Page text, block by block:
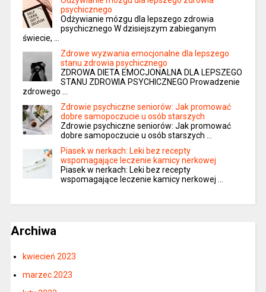
psychicznego
Odżywianie mózgu dla lepszego zdrowia
psychicznego W dzisiejszym zabieganym
świecie, …
Zdrowe wyzwania emocjonalne dla lepszego
stanu zdrowia psychicznego
ZDROWA DIETA EMOCJONALNA DLA LEPSZEGO
STANU ZDROWIA PSYCHICZNEGO Prowadzenie
zdrowego …
Zdrowie psychiczne seniorów: Jak promować
dobre samopoczucie u osób starszych
Zdrowie psychiczne seniorów: Jak promować
dobre samopoczucie u osób starszych …
Piasek w nerkach: Leki bez recepty
wspomagające leczenie kamicy nerkowej
Piasek w nerkach: Leki bez recepty
wspomagające leczenie kamicy nerkowej …
Archiwa
kwiecień 2023
marzec 2023